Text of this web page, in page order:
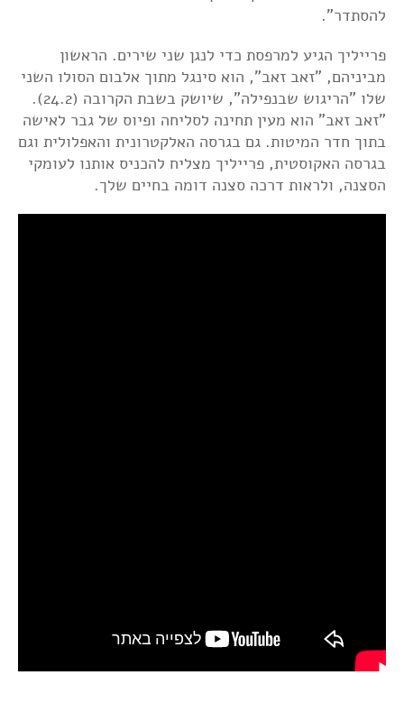
להסתדר".
פרייליך הגיע למרפסת כדי לנגן שני שירים. הראשון
מביניהם, "זאב זאב", הוא סינגל מתוך אלבום הסולו השני
שלו "הריגוש שבנפילה", שיושק בשבת הקרובה (24.2).
"זאב זאב" הוא מעין תחינה לסליחה ופיוס של גבר לאישה
בתוך חדר המיטות. גם בגרסה האלקטרונית והאפלולית וגם
בגרסה האקוסטית, פרייליך מצליח להכניס אותנו לעומקי
הסצנה, ולראות דרכה סצנה דומה בחיים שלך.